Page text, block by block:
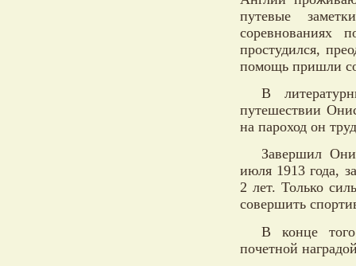
путевые
соревнованиях
простудился,
помощь пришли
В
путешествии
на пароход он
Завершил
июля 1913 года,
2 лет. Только
совершить
В конце того
почетной